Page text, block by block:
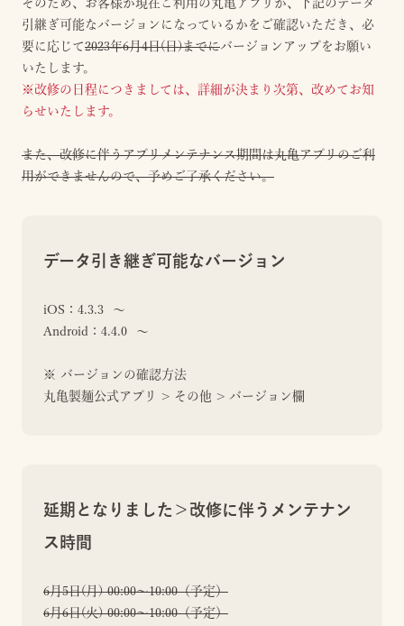
そのため、お客様が現在ご利用の丸亀アプリが、下記のデータ
引継ぎ可能なバージョンになっているかをご確認いただき、必
要に応じて2023年6月4日(日)までにバージョンアップをお願い
いたします。
※改修の日程につきましては、詳細が決まり次第、改めてお知
らせいたします。
また、改修に伴うアプリメンテナンス期間は丸亀アプリのご利
用ができませんので、予めご了承ください。
データ引き継ぎ可能なバージョン
iOS：4.3.3 〜
Android：4.4.0 〜
※ バージョンの確認方法
丸亀製麺公式アプリ > その他 > バージョン欄
延期となりました＞改修に伴うメンテナン
ス時間
6月5日(月) 00:00〜10:00（予定）
6月6日(火) 00:00〜10:00（予定）